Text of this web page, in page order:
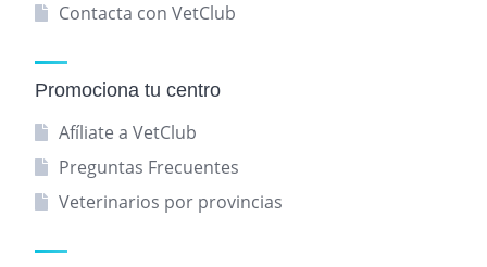
Contacta con VetClub
Promociona tu centro
Afíliate a VetClub
Preguntas Frecuentes
Veterinarios por provincias